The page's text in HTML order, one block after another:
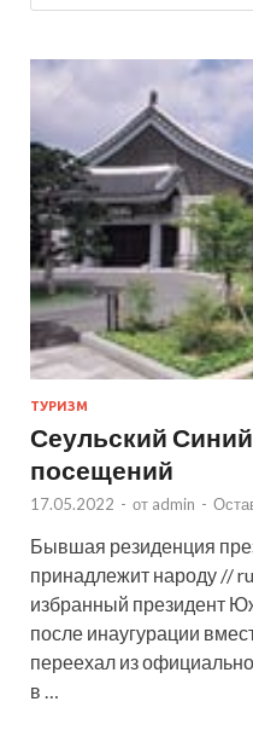
ТУРИЗМ
Сеульский
посещений
17.05.2022 - от admin -
Бывшая резиденция
принадлежит народу //
избранный президент
после инаугурации
переехал из
в …